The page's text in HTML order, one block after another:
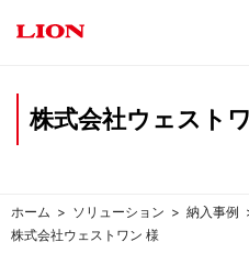
株式会社ウェスト
ホーム ソリューション 納入事例
株式会社ウェストワン 様